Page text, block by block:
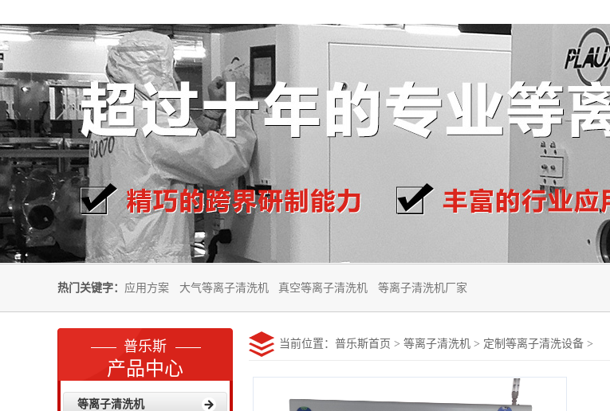
热门关键字： 应用方案 大气等离子清洗机 真空等离子清洗机 等离子清洗机厂家
当前位置： 普乐斯首页 > 等离子清洗机 > 定制等离子清洗设备 >
普乐斯
产品中心
等离子清洗机